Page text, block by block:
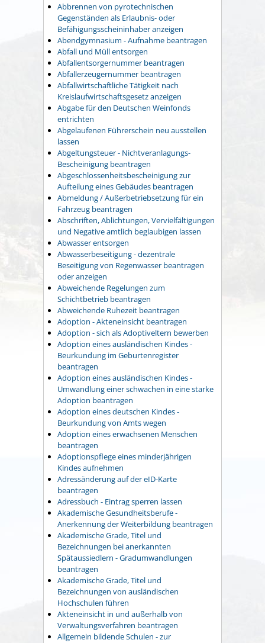
Abbrennen von pyrotechnischen
Gegenständen als Erlaubnis- oder
Befähigungsscheininhaber anzeigen
Abendgymnasium - Aufnahme beantragen
Abfall und Müll entsorgen
Abfallentsorgernummer beantragen
Abfallerzeugernummer beantragen
Abfallwirtschaftliche Tätigkeit nach
Kreislaufwirtschaftsgesetz anzeigen
Abgabe für den Deutschen Weinfonds
entrichten
Abgelaufenen Führerschein neu ausstellen
lassen
Abgeltungsteuer - Nichtveranlagungs-
Bescheinigung beantragen
Abgeschlossenheitsbescheinigung zur
Aufteilung eines Gebäudes beantragen
Abmeldung / Außerbetriebsetzung für ein
Fahrzeug beantragen
Abschriften, Ablichtungen, Vervielfältigungen
und Negative amtlich beglaubigen lassen
Abwasser entsorgen
Abwasserbeseitigung - dezentrale
Beseitigung von Regenwasser beantragen
oder anzeigen
Abweichende Regelungen zum
Schichtbetrieb beantragen
Abweichende Ruhezeit beantragen
Adoption - Akteneinsicht beantragen
Adoption - sich als Adoptiveltern bewerben
Adoption eines ausländischen Kindes -
Beurkundung im Geburtenregister
beantragen
Adoption eines ausländischen Kindes -
Umwandlung einer schwachen in eine starke
Adoption beantragen
Adoption eines deutschen Kindes -
Beurkundung von Amts wegen
Adoption eines erwachsenen Menschen
beantragen
Adoptionspflege eines minderjährigen
Kindes aufnehmen
Adressänderung auf der eID-Karte
beantragen
Adressbuch - Eintrag sperren lassen
Akademische Gesundheitsberufe -
Anerkennung der Weiterbildung beantragen
Akademische Grade, Titel und
Bezeichnungen bei anerkannten
Spätaussiedlern - Gradumwandlungen
beantragen
Akademische Grade, Titel und
Bezeichnungen von ausländischen
Hochschulen führen
Akteneinsicht in und außerhalb von
Verwaltungsverfahren beantragen
Allgemein bildende Schulen - zur